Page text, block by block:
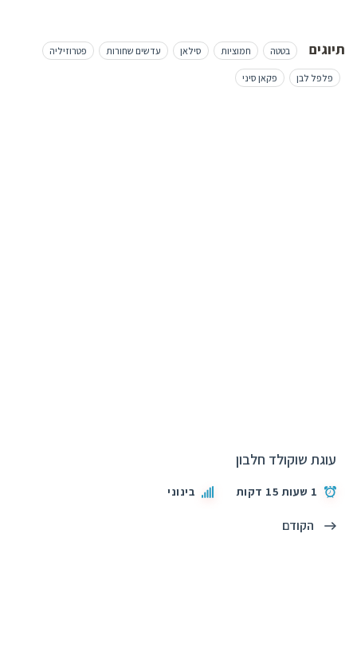
תיוגים בטטה חמוציות סילאן עדשים שחורות פטרוזיליה
פלפל לבן פקאן סיני
עוגת שוקולד חלבון
1 שעות 15 דקות בינוני